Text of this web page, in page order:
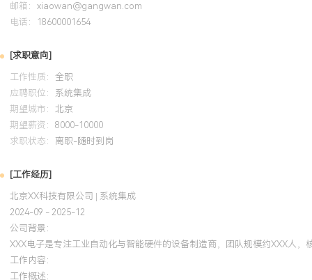
化XXX%。技术能力：精通硬件选型、电路设计及多设备通信协议整
场的电磁兼容与信号干扰问题，推动产品平均无故障时间提升XXX%
部门资源确保项目按时交付，客户满意度评分维持在XXX分以上。
干，负责培养团队新人，建立部门知识库与设计规范，带教XXX名
负责人，提升团队整体问题解决效率XXX%。个人特质：结果导向，
力下排查和解决系统性技术难题，具备良好的客户沟通与技术支持能
获得该认证后，将项目管理知识体系应用于实际硬件集成项目。通过
路径管理，优化供应商与内部部门协调流程，使得负责项目的平均延
时，建立风险评估与应对清单，有效预防了多个潜在的项目交付风
项目进度管控的满意度。
邮箱： xiaowan@gangwan.com
电话：
18600001654
[求职意向]
工作性质： 全职
应聘职位： 系统集成
期望城市： 北京
期望薪资： 8000-10000
求职状态： 离职-随时到岗
[工作经历]
北京XX科技有限公司 | 系统集成
2024-09 - 2025-12
公司背景：
XXX电子是专注工业自动化与智能硬件的设备制造商，团队规模约XXX人
工作内容：
工作概述：